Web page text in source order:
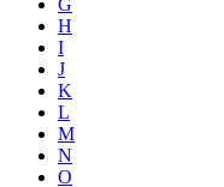
H
I
J
K
L
M
N
O